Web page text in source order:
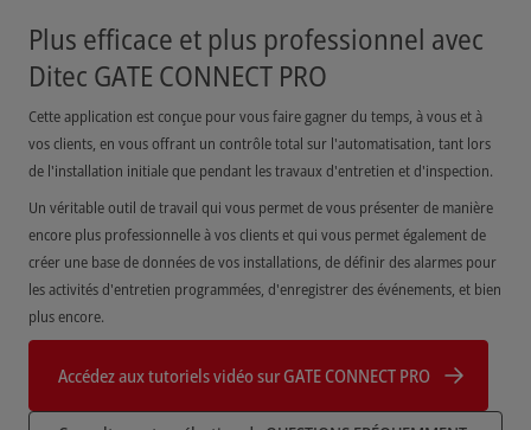
Plus efficace et plus professionnel avec
Ditec GATE CONNECT PRO
Cette application est conçue pour vous faire gagner du temps, à vous et à
vos clients, en vous offrant un contrôle total sur l'automatisation, tant lors
de l'installation initiale que pendant les travaux d'entretien et d'inspection.
Un véritable outil de travail qui vous permet de vous présenter de manière
encore plus professionnelle à vos clients et qui vous permet également de
créer une base de données de vos installations, de définir des alarmes pour
les activités d'entretien programmées, d'enregistrer des événements, et bien
plus encore.
Accédez aux tutoriels vidéo sur GATE CONNECT PRO